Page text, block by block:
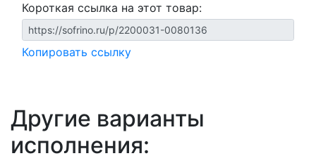
Короткая ссылка на этот товар:
Копировать ссылку
Другие варианты
исполнения: